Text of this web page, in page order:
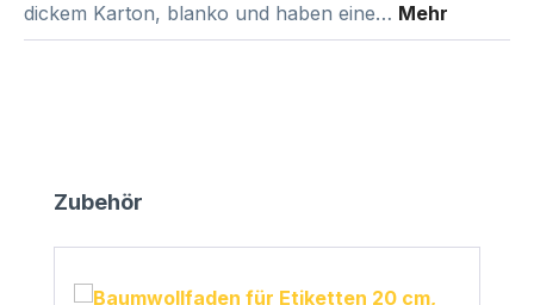
dickem Karton, blanko und haben eine… Mehr
Produktgalerie überspringen
Zubehör